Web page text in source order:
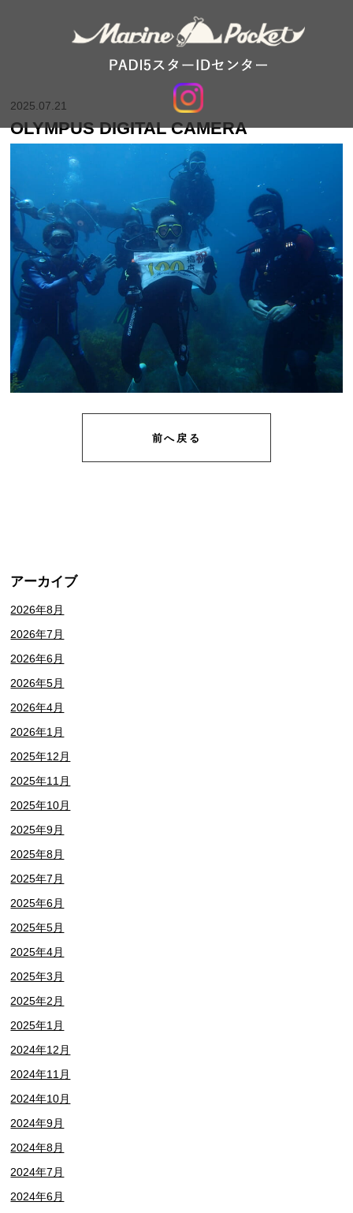
2025.07.21
OLYMPUS DIGITAL CAMERA
前へ戻る
アーカイブ
2026年8月
2026年7月
2026年6月
2026年5月
2026年4月
2026年1月
2025年12月
2025年11月
2025年10月
2025年9月
2025年8月
2025年7月
2025年6月
2025年5月
2025年4月
2025年3月
2025年2月
2025年1月
2024年12月
2024年11月
2024年10月
2024年9月
2024年8月
2024年7月
2024年6月